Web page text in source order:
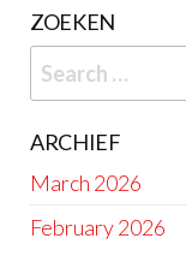
ZOEKEN
Search
for:
ARCHIEF
March 2026
February 2026